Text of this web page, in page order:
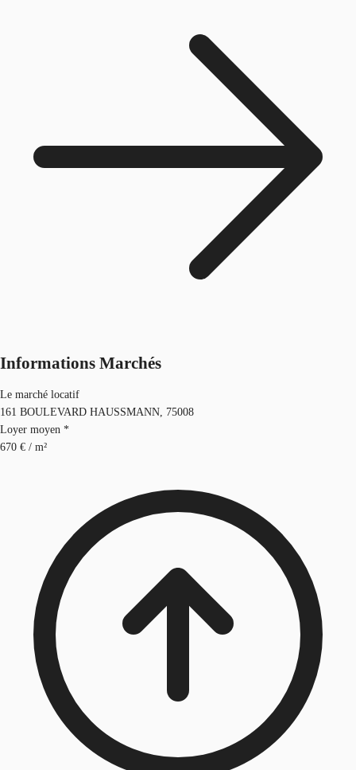
Informations Marchés
Le marché locatif
161 BOULEVARD HAUSSMANN, 75008
Loyer moyen *
670 € / m²